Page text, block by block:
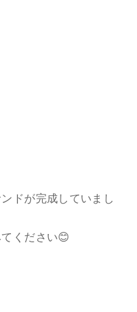
ドが完成していまし
ください😊